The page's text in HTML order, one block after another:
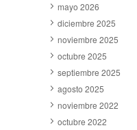
mayo 2026
diciembre 2025
noviembre 2025
octubre 2025
septiembre 2025
agosto 2025
noviembre 2022
octubre 2022